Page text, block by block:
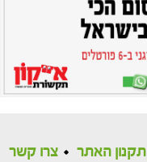
תקנון האתר צרו קשר